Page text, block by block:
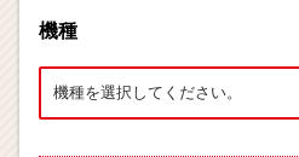
機種